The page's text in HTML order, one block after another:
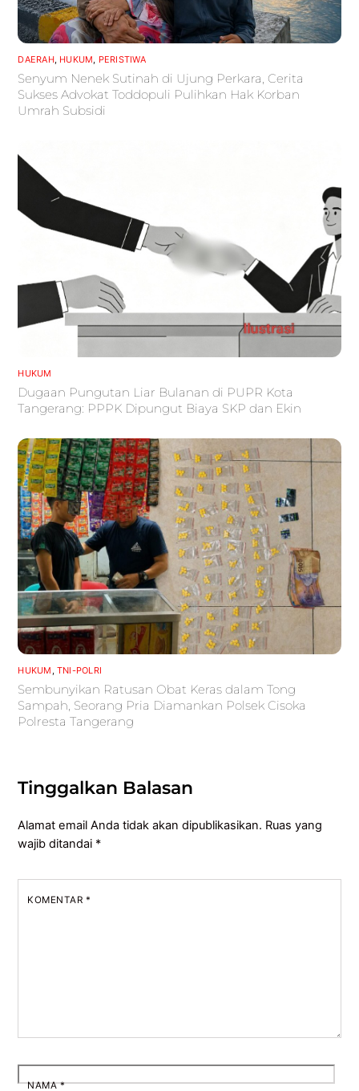
DAERAH, HUKUM PERISTIWA
Senyum Nenek Sutinah di Ujung Perkara, Cerita
Sukses Advokat Toddopuli Pulihkan Hak Korban
Umrah Subsidi
HUKUM
Dugaan Pungutan Liar Bulanan di PUPR Kota
Tangerang: PPPK Dipungut Biaya SKP dan Ekin
HUKUM TNI-POLRI
Sembunyikan Ratusan Obat Keras dalam Tong
Sampah, Seorang Pria Diamankan Polsek Cisoka
Polresta Tangerang
Tinggalkan Balasan
Alamat email Anda tidak akan dipublikasikan. Ruas yang
wajib ditandai *
KOMENTAR *
NAMA*